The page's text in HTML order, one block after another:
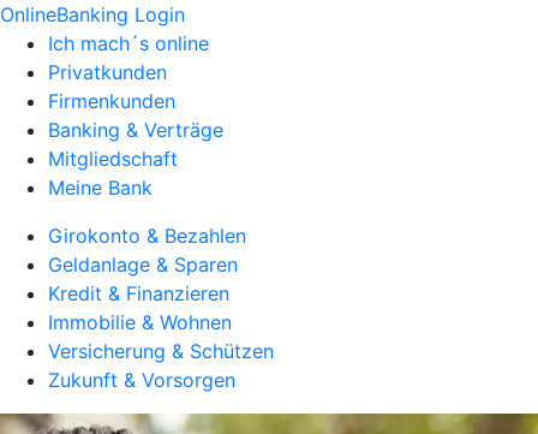
OnlineBanking Login
Ich mach´s online
Privatkunden
Firmenkunden
Banking & Verträge
Mitgliedschaft
Meine Bank
Girokonto & Bezahlen
Geldanlage & Sparen
Kredit & Finanzieren
Immobilie & Wohnen
Versicherung & Schützen
Zukunft & Vorsorgen